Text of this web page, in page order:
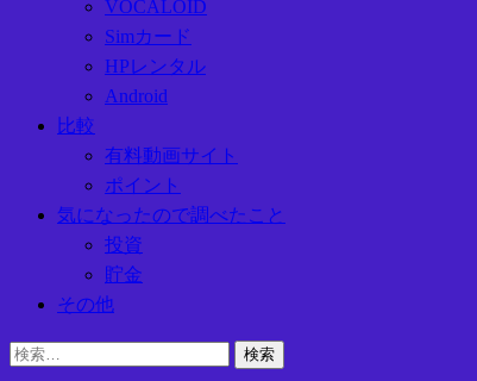
VOCALOID
Simカード
HPレンタル
Android
比較
有料動画サイト
ポイント
気になったので調べたこと
投資
貯金
その他
検